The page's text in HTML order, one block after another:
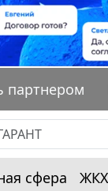
партнером
сфера ЖКХ